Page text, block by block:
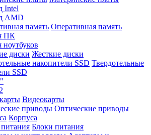
Intel
AMD
Оперативная память
ПК
ноутбуков
Жесткие диски
Твердотельные
SSD
Видеокарты
Оптические приводы
Корпуса
Блоки питания